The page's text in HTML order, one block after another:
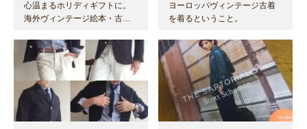
心温まるホリディギフトに。
海外ヴィンテージ絵本・古…
ヨーロッパヴィンテージ古着
を着るということ。